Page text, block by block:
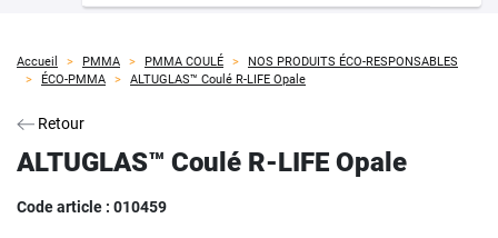
Accueil PMMA PMMA COULÉ
NOS PRODUITS ÉCO-RESPONSABLES
ÉCO-PMMA
ALTUGLAS™ Coulé R-LIFE Opale
Retour
ALTUGLAS™ Coulé R-LIFE Opale
Code article : 010459